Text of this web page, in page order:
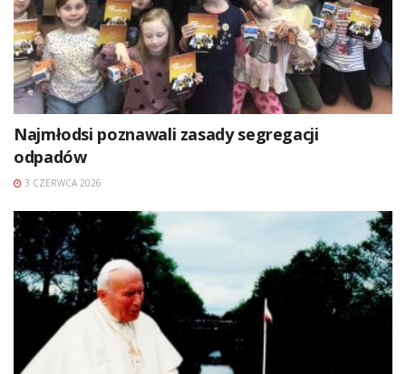
Najmłodsi poznawali zasady segregacji
odpadów
3 CZERWCA 2026